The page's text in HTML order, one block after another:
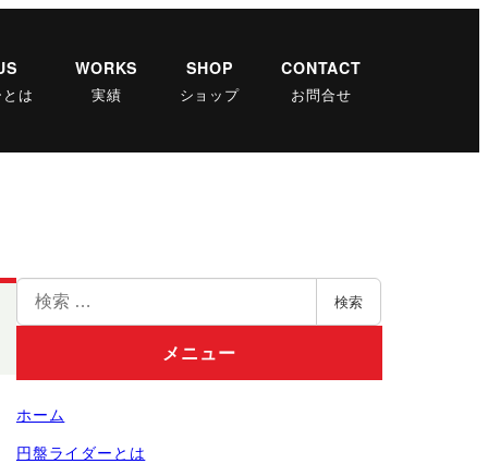
は
WORKS
実績
SHOP
ショップ
CONTACT
お問合せ
検
索
検索
メニュー
ホーム
円盤ライダーとは